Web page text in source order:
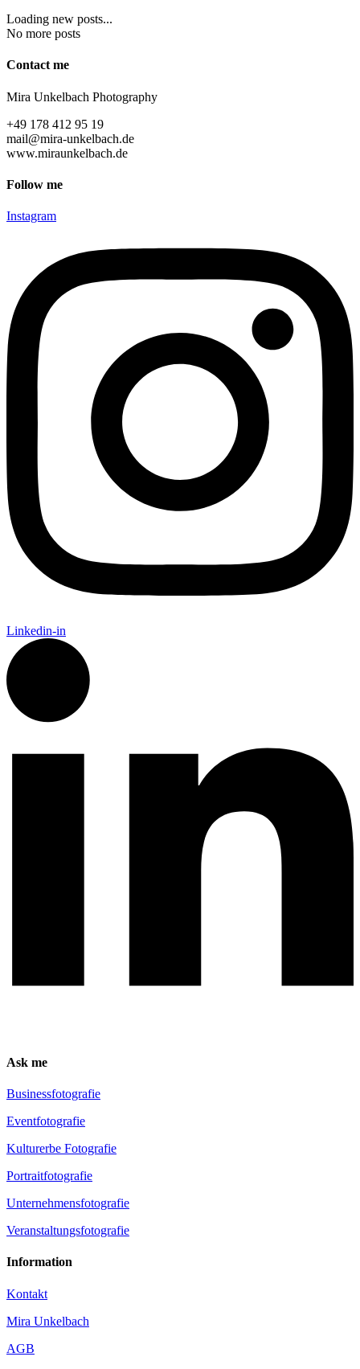
Loading new posts...
No more posts
Cont­act me
Mira Unkel­bach Photography
+49 178 412 95 19
mail@mira-unkelbach.de
www.miraunkelbach.de
Fol­low me
Instagram
Linkedin-in
Ask me
Busi­ness­fo­to­gra­fie
Event­fo­to­gra­fie
Kul­tur­er­be Fotografie
Por­trait­fo­to­gra­fie
Unter­neh­mens­fo­to­gra­fie
Ver­an­stal­tungs­fo­to­gra­fie
Infor­ma­ti­on
Kon­takt
Mira Unkel­bach
AGB